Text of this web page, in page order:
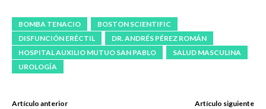
BOMBA TENACIO
BOSTON SCIENTIFIC
DISFUNCIÓN ERÉCTIL
DR. ANDRÉS PÉREZ ROMÁN
HOSPITAL AUXILIO MUTUO SAN PABLO
SALUD MASCULINA
UROLOGÍA
Artículo anterior Artículo siguiente